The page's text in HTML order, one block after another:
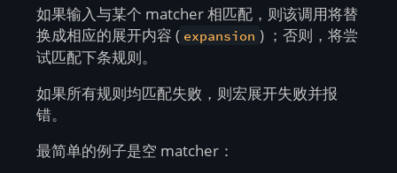
如果输入与某个 matcher 相匹配，则该调用将替
换成相应的展开内容 ( expansion ) ；否则，将尝
试匹配下条规则。
如果所有规则均匹配失败，则宏展开失败并报
错。
最简单的例子是空 matcher：